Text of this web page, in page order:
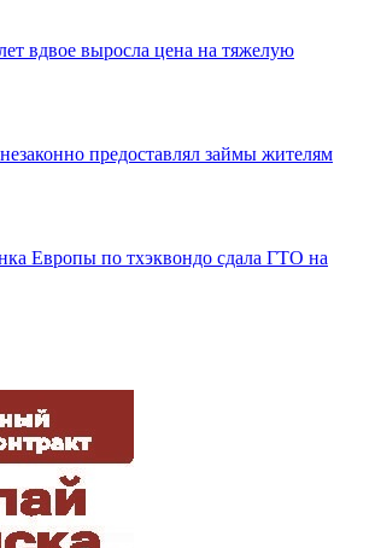
вдвое выросла цена на тяжелую
предоставлял займы жителям
Европы по тхэквондо сдала ГТО на